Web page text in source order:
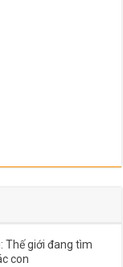
Thế giới đang tìm
con